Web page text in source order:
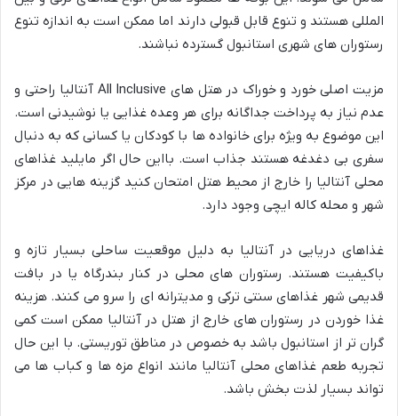
المللی هستند و تنوع قابل قبولی دارند اما ممکن است به اندازه تنوع
رستوران های شهری استانبول گسترده نباشند.
مزیت اصلی خورد و خوراک در هتل های All Inclusive آنتالیا راحتی و
عدم نیاز به پرداخت جداگانه برای هر وعده غذایی یا نوشیدنی است.
این موضوع به ویژه برای خانواده ها با کودکان یا کسانی که به دنبال
سفری بی دغدغه هستند جذاب است. بااین حال اگر مایلید غذاهای
محلی آنتالیا را خارج از محیط هتل امتحان کنید گزینه هایی در مرکز
شهر و محله کاله ایچی وجود دارد.
غذاهای دریایی در آنتالیا به دلیل موقعیت ساحلی بسیار تازه و
باکیفیت هستند. رستوران های محلی در کنار بندرگاه یا در بافت
قدیمی شهر غذاهای سنتی ترکی و مدیترانه ای را سرو می کنند. هزینه
غذا خوردن در رستوران های خارج از هتل در آنتالیا ممکن است کمی
گران تر از استانبول باشد به خصوص در مناطق توریستی. با این حال
تجربه طعم غذاهای محلی آنتالیا مانند انواع مزه ها و کباب ها می
تواند بسیار لذت بخش باشد.